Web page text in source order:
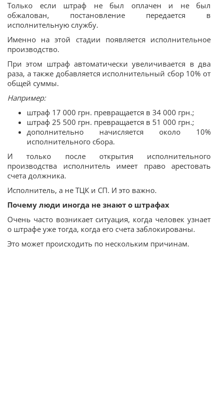
Только если штраф не был оплачен и не был
обжалован, постановление передается в
исполнительную службу.
Именно на этой стадии появляется исполнительное
производство.
При этом штраф автоматически увеличивается в два
раза, а также добавляется исполнительный сбор 10% от
общей суммы.
Например:
штраф 17 000 грн. превращается в 34 000 грн.;
штраф 25 500 грн. превращается в 51 000 грн.;
дополнительно начисляется около 10%
исполнительного сбора.
И только после открытия исполнительного
производства исполнитель имеет право арестовать
счета должника.
Исполнитель, а не ТЦК и СП. И это важно.
Почему люди иногда не знают о штрафах
Очень часто возникает ситуация, когда человек узнает
о штрафе уже тогда, когда его счета заблокированы.
Это может происходить по нескольким причинам.